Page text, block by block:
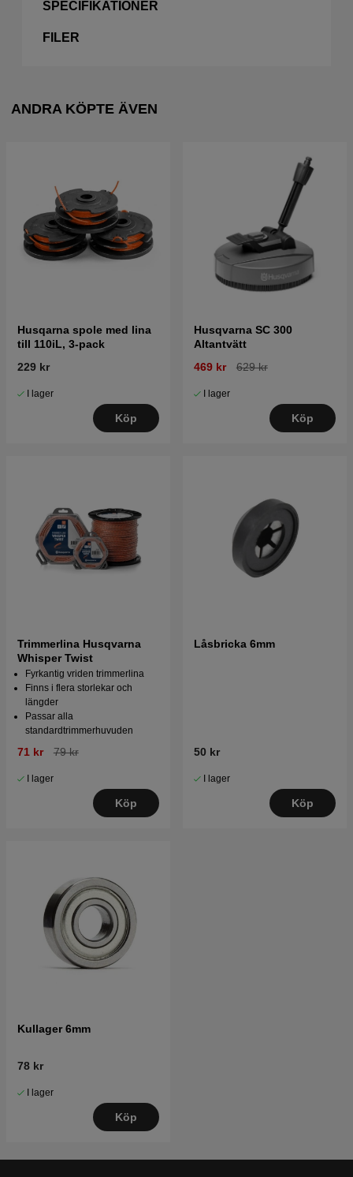
SPECIFIKATIONER
FILER
ANDRA KÖPTE ÄVEN
Husqarna spole med lina
till 110iL, 3-pack
229 kr
I lager
Köp
Husqvarna SC 300
Altantvätt
469 kr
629 kr
I lager
Köp
Trimmerlina Husqvarna
Whisper Twist
Fyrkantig vriden trimmerlina
Finns i flera storlekar och
längder
Passar alla
standardtrimmerhuvuden
71 kr 79 kr
I lager
Köp
Låsbricka 6mm
50 kr
I lager
Köp
Kullager 6mm
78 kr
I lager
Köp